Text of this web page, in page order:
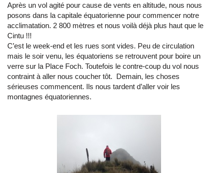
Après un vol agité pour cause de vents en altitude, nous nous
posons dans la capitale équatorienne pour commencer notre
acclimatation. 2 800 mètres et nous voilà déjà plus haut que le
Cintu !!!
C’est le week-end et les rues sont vides. Peu de circulation
mais le soir venu, les équatoriens se retrouvent pour boire un
verre sur la Place Foch. Toutefois le contre-coup du vol nous
contraint à aller nous coucher tôt. Demain, les choses
sérieuses commencent. Ils nous tardent d’aller voir les
montagnes équatoriennes.